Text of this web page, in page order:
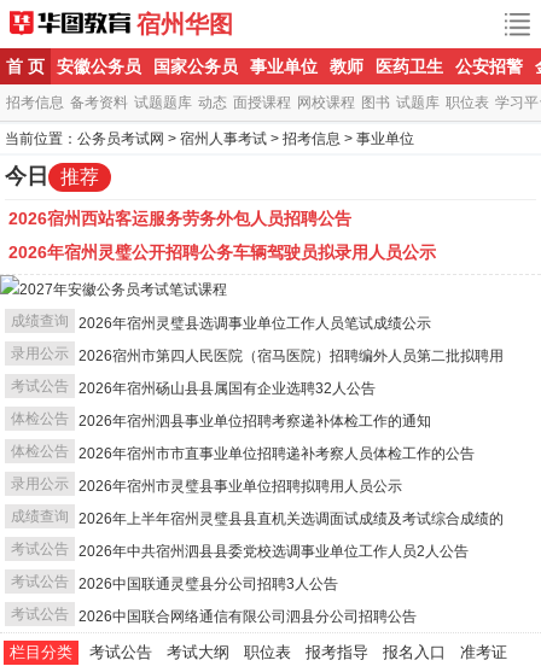
宿州华图
首 页 安徽公务员 国家公务员 事业单位 教师 医药卫生 公安招警
招考信息 备考资料 试题题库 动态 面授课程 网校课程 图书 试题库 职位表 学习
当前位置：公务员考试网 >宿州人事考试 >招考信息 >事业单位
今日 推荐
2026宿州西站客运服务劳务外包人员招聘公告
2026年宿州灵璧公开招聘公务车辆驾驶员拟录用人员公示
成绩查询
2026年宿州灵璧县选调事业单位工作人员笔试成绩公示
录用公示
2026宿州市第四人民医院（宿马医院）招聘编外人员第二批拟聘用
考试公告
2026年宿州砀山县县属国有企业选聘32人公告
体检公告
2026年宿州泗县事业单位招聘考察递补体检工作的通知
体检公告
2026年宿州市市直事业单位招聘递补考察人员体检工作的公告
录用公示
2026年宿州市灵璧县事业单位招聘拟聘用人员公示
成绩查询
2026年上半年宿州灵璧县县直机关选调面试成绩及考试综合成绩的
考试公告
2026年中共宿州泗县县委党校选调事业单位工作人员2人公告
考试公告
2026中国联通灵璧县分公司招聘3人公告
考试公告
2026中国联合网络通信有限公司泗县分公司招聘公告
栏目分类 考试公告 考试大纲 职位表 报考指导 报名入口
准考证